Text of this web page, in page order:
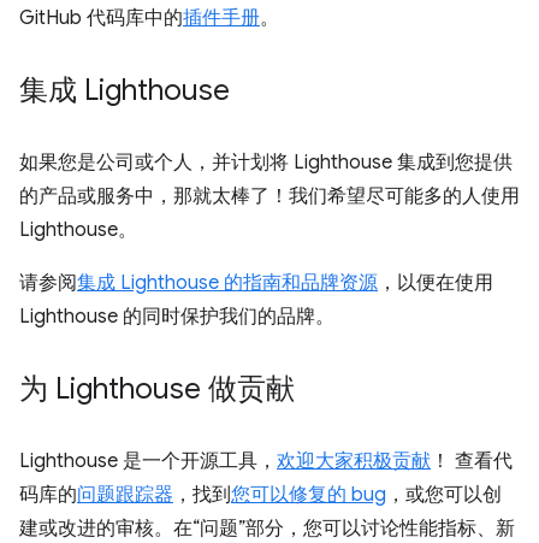
GitHub 代码库中的插件手册。
集成 Lighthouse
如果您是公司或个人，并计划将 Lighthouse 集成到您提供
的产品或服务中，那就太棒了！我们希望尽可能多的人使用
Lighthouse。
请参阅集成 Lighthouse 的指南和品牌资源 ，以便在使用
Lighthouse 的同时保护我们的品牌。
为 Lighthouse 做贡献
Lighthouse 是一个开源工具， 欢迎大家积极贡献 ！ 查看代
码库的问题跟踪器 ，找到您可以修复的 bug ，或您可以创
建或改进的审核。在“问题”部分，您可以讨论性能指标、新